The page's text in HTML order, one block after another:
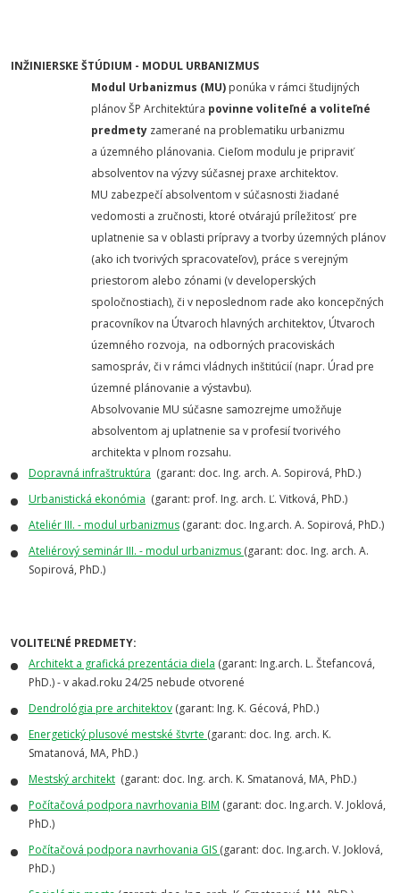
INŽINIERSKE ŠTÚDIUM - MODUL URBANIZMUS
Modul Urbanizmus (MU) ponúka v rámci študijných
plánov ŠP Architektúra povinne voliteľné a voliteľné
predmety zamerané na problematiku urbanizmu
a územného plánovania. Cieľom modulu je pripraviť
absolventov na výzvy súčasnej praxe architektov.
MU zabezpečí absolventom v súčasnosti žiadané
vedomosti a zručnosti, ktoré otvárajú príležitosť pre
uplatnenie sa v oblasti prípravy a tvorby územných plánov
(ako ich tvorivých spracovateľov), práce s verejným
priestorom alebo zónami (v developerských
spoločnostiach), či v neposlednom rade ako koncepčných
pracovníkov na Útvaroch hlavných architektov, Útvaroch
územného rozvoja, na odborných pracoviskách
samospráv, či v rámci vládnych inštitúcií (napr. Úrad pre
územné plánovanie a výstavbu).
Absolvovanie MU súčasne samozrejme umožňuje
absolventom aj uplatnenie sa v profesií tvorivého
architekta v plnom rozsahu.
Dopravná infraštruktúra (garant: doc. Ing. arch. A. Sopirová, PhD.)
Urbanistická ekonómia (garant: prof. Ing. arch. Ľ. Vitková, PhD.)
Ateliér III. - modul urbanizmus (garant: doc. Ing.arch. A. Sopirová, PhD.)
Ateliérový seminár III. - modul urbanizmus (garant: doc. Ing. arch. A.
Sopirová, PhD.)
VOLITEĽNÉ PREDMETY:
Architekt a grafická prezentácia diela (garant: Ing.arch. L. Štefancová,
PhD.) - v akad.roku 24/25 nebude otvorené
Dendrológia pre architektov (garant: Ing. K. Gécová, PhD.)
Energetický plusové mestské štvrte (garant: doc. Ing. arch. K.
Smatanová, MA, PhD.)
Mestský architekt (garant: doc. Ing. arch. K. Smatanová, MA, PhD.)
Počítačová podpora navrhovania BIM (garant: doc. Ing.arch. V. Joklová,
PhD.)
Počítačová podpora navrhovania GIS (garant: doc. Ing.arch. V. Joklová,
PhD.)